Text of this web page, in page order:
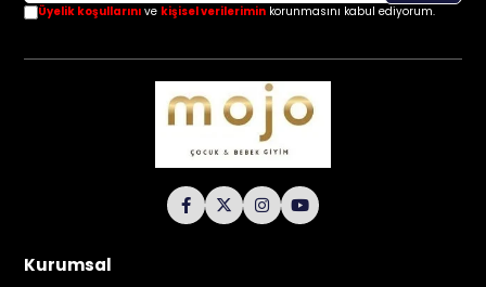
Üyelik koşullarını ve kişisel verilerimin korunmasını kabul ediyorum.
Kurumsal